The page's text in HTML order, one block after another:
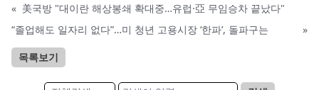
« 美국방 "대이란 해상봉쇄 확대중…유럽·亞 무임승차 끝났다"
“졸업해도 일자리 없다”…미 청년 고용시장 ‘한파’, 돌파구는
»
목록보기